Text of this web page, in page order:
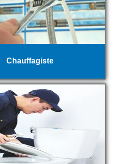
Chauffagiste